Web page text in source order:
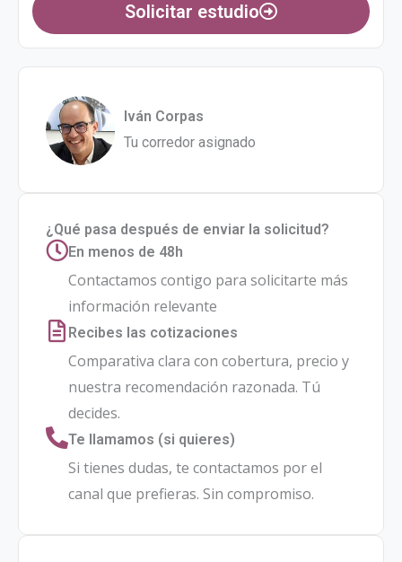
Solicitar estudio
Iván Corpas
Tu corredor asignado
¿Qué pasa después de enviar la solicitud?
En menos de 48h
Contactamos contigo para solicitarte más
información relevante
Recibes las cotizaciones
Comparativa clara con cobertura, precio y
nuestra recomendación razonada. Tú
decides.
Te llamamos (si quieres)
Si tienes dudas, te contactamos por el
canal que prefieras. Sin compromiso.